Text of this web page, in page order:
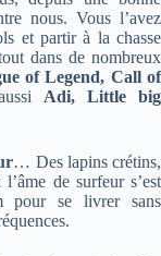
nous. Vous l’avez
et partir à la chasse
dans de nombreux
of Legend, Call of
Adi, Little big
… Des lapins crétins,
de surfeur s’est
pour se livrer sans